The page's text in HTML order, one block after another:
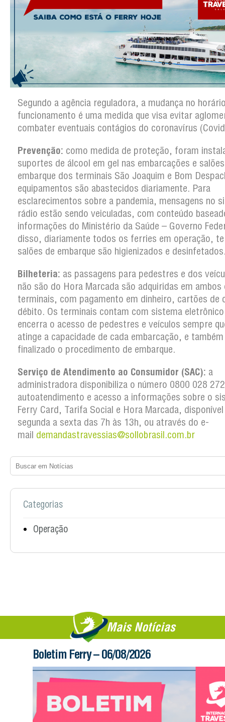
Segundo a agência reguladora, a mudança no
funcionamento é uma medida que visa evitar
combater eventuais contágios do coronavírus
Prevenção: como medida de proteção, foram
suportes de álcool em gel nas embarcações e
embarque dos terminais São Joaquim e Bom
equipamentos são abastecidos diariamente. Para
esclarecimentos sobre a pandemia, mensagens no
rádio estão sendo veiculadas, com conteúdo
informações do Ministério da Saúde – Governo
disso, diariamente todos os ferries em operação,
salões de embarque são higienizados e
Bilheteria: as passagens para pedestres e dos
não são do Hora Marcada são adquiridas em ambos
terminais, com pagamento em dinheiro, cartões de
débito. Os terminais contam com sistema
encerra o acesso de pedestres e veículos sempre
atinge a capacidade de cada embarcação, e
finalizado o procedimento de embarque.
Serviço de Atendimento ao Consumidor (SAC): a
administradora disponibiliza o número 0800 028
autoatendimento e acesso a informações sobre o
Ferry Card, Tarifa Social e Hora Marcada,
segunda a sexta das 7h às 13h, ou através do e-
mail demandastravessias@sollobrasil.com.br
Categorias
Operação
Mais Notícias
Boletim Ferry – 06/08/2026